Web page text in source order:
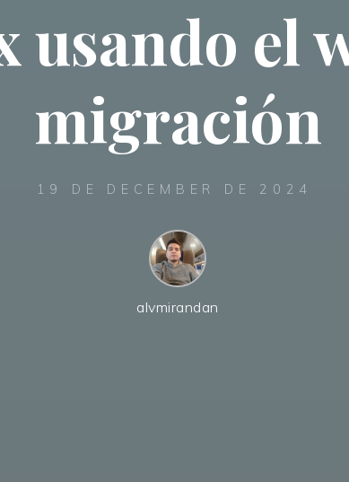
usando el
migración
19 DE DECEMBER DE 2024
alvmirandan